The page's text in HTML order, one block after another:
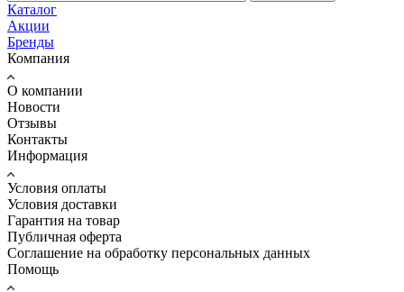
Каталог
Акции
Бренды
Компания
О компании
Новости
Отзывы
Контакты
Информация
Условия оплаты
Условия доставки
Гарантия на товар
Публичная оферта
Соглашение на обработку персональных данных
Помощь